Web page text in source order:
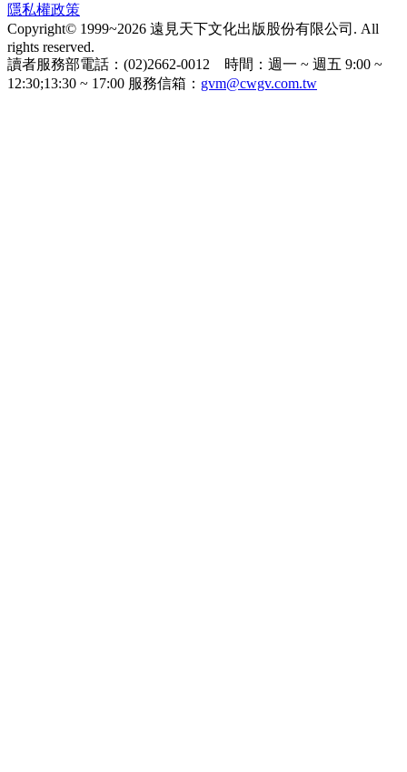
隱私權政策
Copyright© 1999~2026 遠見天下文化出版股份有限公司. All
rights reserved.
讀者服務部電話：(02)2662-0012 時間：週一 ~ 週五 9:00 ~
12:30;13:30 ~ 17:00 服務信箱： gvm@cwgv.com.tw